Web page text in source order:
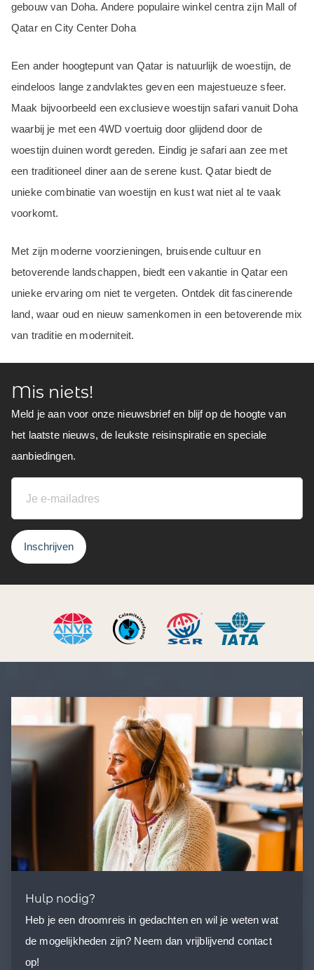
gebouw van Doha. Andere populaire winkel centra zijn Mall of
Qatar en City Center Doha
Een ander hoogtepunt van Qatar is natuurlijk de woestijn, de
eindeloos lange zandvlaktes geven een majestueuze sfeer.
Maak bijvoorbeeld een exclusieve woestijn safari vanuit Doha
waarbij je met een 4WD voertuig door glijdend door de
woestijn duinen wordt gereden. Eindig je safari aan zee met
een traditioneel diner aan de serene kust. Qatar biedt de
unieke combinatie van woestijn en kust wat niet al te vaak
voorkomt.
Met zijn moderne voorzieningen, bruisende cultuur en
betoverende landschappen, biedt een vakantie in Qatar een
unieke ervaring om niet te vergeten. Ontdek dit fascinerende
land, waar oud en nieuw samenkomen in een betoverende mix
van traditie en moderniteit.
Mis niets!
Meld je aan voor onze nieuwsbrief en blijf op de hoogte van
het laatste nieuws, de leukste reisinspiratie en speciale
aanbiedingen.
Inschrijven
Hulp nodig?
Heb je een droomreis in gedachten en wil je weten wat
de mogelijkheden zijn? Neem dan vrijblijvend contact
op!